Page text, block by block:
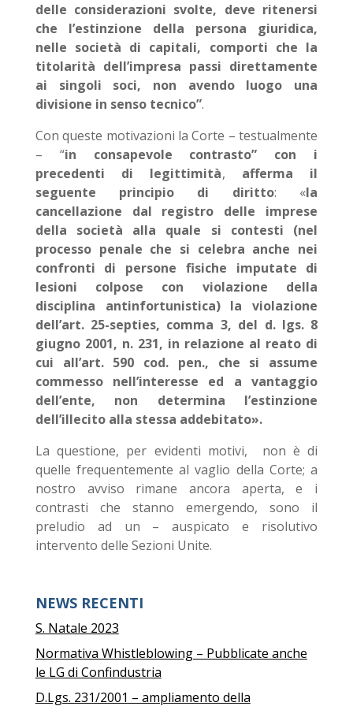
delle considerazioni svolte, deve ritenersi
che l’estinzione della persona giuridica,
nelle società di capitali, comporti che la
titolarità dell’impresa passi direttamente
ai singoli soci, non avendo luogo una
divisione in senso tecnico”.
Con queste motivazioni la Corte – testualmente
– “in consapevole contrasto”
con i
precedenti di legittimità, afferma il
seguente principio di diritto: «la
cancellazione dal registro delle imprese
della società alla quale si contesti (nel
processo penale che si celebra anche nei
confronti di persone fisiche imputate di
lesioni colpose con violazione della
disciplina antinfortunistica) la violazione
dell’art. 25-septies, comma 3, del d. lgs. 8
giugno 2001, n. 231, in relazione al reato di
cui all’art. 590 cod. pen., che si assume
commesso nell’interesse ed a vantaggio
dell’ente, non determina l’estinzione
dell’illecito alla stessa addebitato».
La questione, per evidenti motivi, non è di
quelle frequentemente al vaglio della Corte; a
nostro avviso rimane ancora aperta, e i
contrasti che stanno emergendo, sono il
preludio ad un – auspicato e risolutivo
intervento delle Sezioni Unite.
NEWS RECENTI
S. Natale 2023
Normativa Whistleblowing – Pubblicate anche
le LG di Confindustria
D.Lgs. 231/2001 – ampliamento della